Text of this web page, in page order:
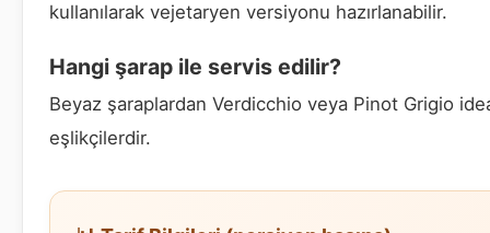
kullanılarak vejetaryen versiyonu hazırlanabilir.
Hangi şarap ile servis edilir?
Beyaz şaraplardan Verdicchio veya Pinot Grigio
eşlikçilerdir.